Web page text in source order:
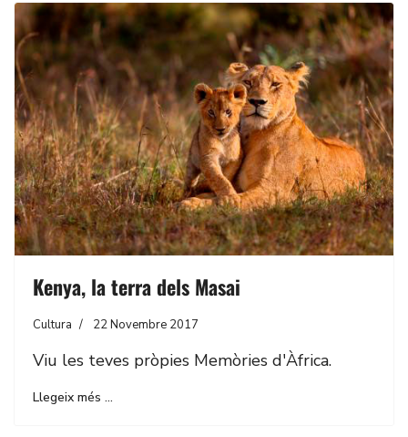
Kenya, la terra dels Masai
Cultura 22 Novembre 2017
Viu les teves pròpies Memòries d'Àfrica.
Llegeix més …